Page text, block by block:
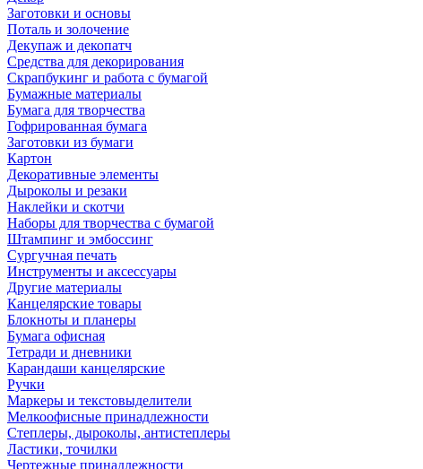
Заготовки и основы
Поталь и золочение
Декупаж и декопатч
Средства для декорирования
Скрапбукинг и работа с бумагой
Бумажные материалы
Бумага для творчества
Гофрированная бумага
Заготовки из бумаги
Картон
Декоративные элементы
Дыроколы и резаки
Наклейки и скотчи
Наборы для творчества с бумагой
Штампинг и эмбоссинг
Сургучная печать
Инструменты и аксессуары
Другие материалы
Канцелярские товары
Блокноты и планеры
Бумага офисная
Тетради и дневники
Карандаши канцелярские
Ручки
Маркеры и текстовыделители
Мелкоофисные принадлежности
Степлеры, дыроколы, антистеплеры
Ластики, точилки
Чертежные принадлежности